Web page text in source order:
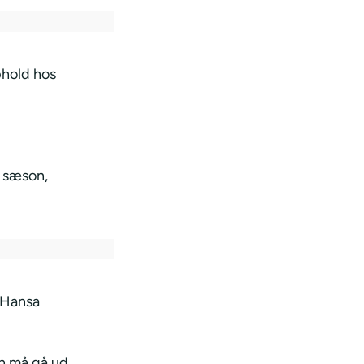
hos
sæson,